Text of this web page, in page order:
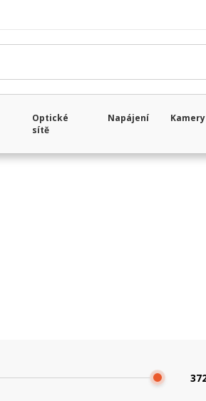
Optické
sítě
Napájení Kamery